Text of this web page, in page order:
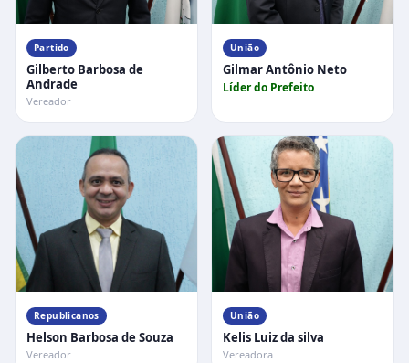
Partido
Gilberto Barbosa de
Andrade
Vereador
União
Gilmar Antônio Neto
Líder do Prefeito
Republicanos
Helson Barbosa de Souza
Vereador
União
Kelis Luiz da silva
Vereadora